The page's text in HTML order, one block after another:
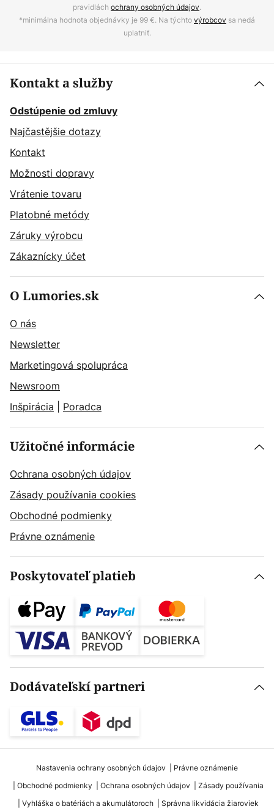
pravidlách ochrany osobných údajov.
*minimálna hodnota objednávky je 99 €. Na týchtovýrobcov sa nedá
uplatniť.
Kontakt a služby
Odstúpenie od zmluvy
Najčastějšie dotazy
Kontakt
Možnosti dopravy
Vrátenie tovaru
Platobné metódy
Záruky výrobcu
Zákaznícky účet
O Lumories.sk
O nás
Newsletter
Marketingová spolupráca
Newsroom
Inšpirácia
Poradca
Užitočné informácie
Ochrana osobných údajov
Zásady používania cookies
Obchodné podmienky
Právne oznámenie
Poskytovateľ platieb
Dodávateľskí partneri
Nastavenia ochrany osobných údajov
Právne oznámenie
Obchodné podmienky
Ochrana osobných údajov
Zásady používania
Vyhláška o batériách a akumulátoroch
Správna likvidácia žiaroviek